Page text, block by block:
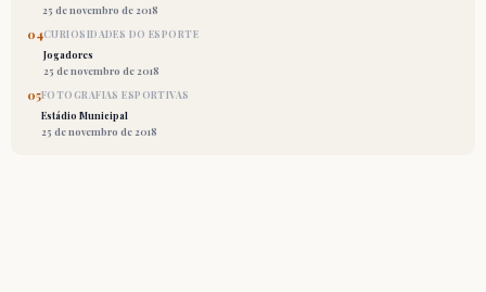
25 de novembro de 2018
04CURIOSIDADES DO ESPORTE
Jogadores
25 de novembro de 2018
05FOTOGRAFIAS ESPORTIVAS
Estádio Municipal
25 de novembro de 2018